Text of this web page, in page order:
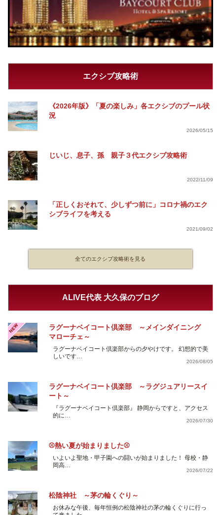
エクシブ攻略術
《2026年版》「夏の楽しみ」各エクシブのプール状
況
2026/05/15
じいじ、息子、孫 親子３代エクシブ攻略術
2022/11/09
「正しくおそれて、少しずつ前に」コロナ禍のエク
シブライフを考える
2021/09/02
全てのエクシブ攻略術を見る
ALIVE代表 大久保のブログ
NEW
ラグーナベイコート倶楽部 ～メインダイニング
マローチェ～
ラグーナベイコート倶楽部からの夕やけです。 幻想的で美
しいです…
2026/08/05
ラグーナベイコート倶楽部 ～ラグジュアリースイ
ート～
『ラグーナベイコート倶楽部』 静岡からですと、アクセス
的に…
2026/07/30
⚾熱い夏が始まりました⚾
いよいよ聖地・甲子園への闘いが始まりました！ 母校・静
岡高…
2026/07/22
松陰神社 ～茅の輪くぐり～
お休みな午後、毎年恒例の松陰神社の茅の輪くぐりに行っ